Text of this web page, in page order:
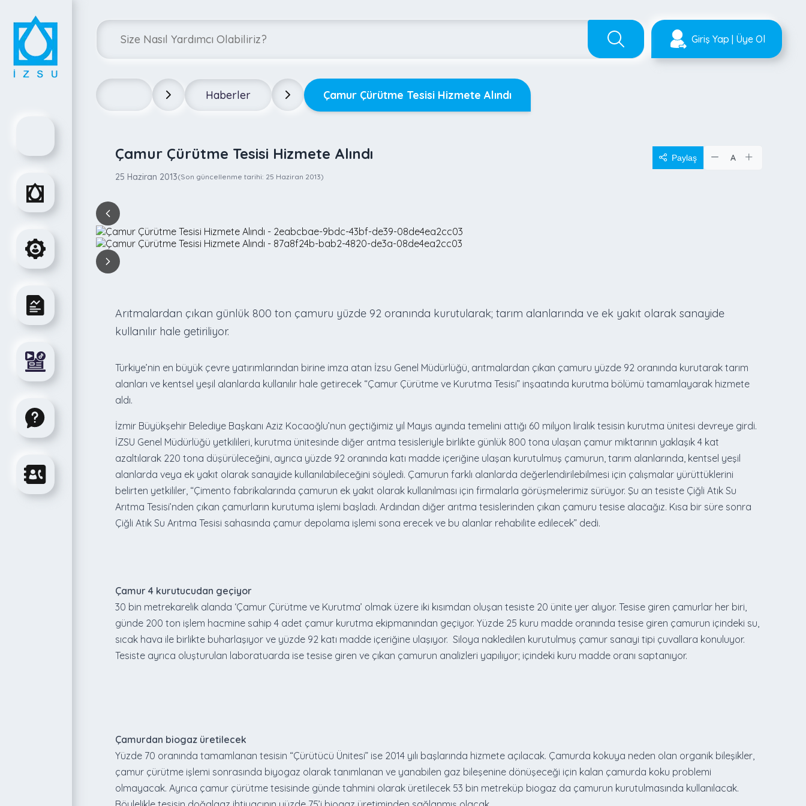
Giriş Yap | Üye Ol
Haberler Çamur Çürütme Tesisi Hizmete Alındı
Çamur Çürütme Tesisi Hizmete Alındı
25 Haziran 2013(Son güncellenme tarihi: 25 Haziran 2013)
Paylaş A
Arıtmalardan çıkan günlük 800 ton çamuru yüzde 92 oranında kurutularak; tarım alanlarında ve ek yakıt olarak sanayide
kullanılır hale getiriliyor.
Türkiye’nin en büyük çevre yatırımlarından birine imza atan İzsu Genel Müdürlüğü, arıtmalardan çıkan çamuru yüzde 92 oranında kurutarak tarım
alanları ve kentsel yeşil alanlarda kullanılır hale getirecek “Çamur Çürütme ve Kurutma Tesisi” inşaatında kurutma bölümü tamamlayarak hizmete
aldı.
İzmir Büyükşehir Belediye Başkanı Aziz Kocaoğlu’nun geçtiğimiz yıl Mayıs ayında temelini attığı 60 milyon liralık tesisin kurutma ünitesi devreye girdi.
İZSU Genel Müdürlüğü yetkilileri, kurutma ünitesinde diğer arıtma tesisleriyle birlikte günlük 800 tona ulaşan çamur miktarının yaklaşık 4 kat
azaltılarak 220 tona düşürüleceğini, ayrıca yüzde 92 oranında katı madde içeriğine ulaşan kurutulmuş çamurun, tarım alanlarında, kentsel yeşil
alanlarda veya ek yakıt olarak sanayide kullanılabileceğini söyledi. Çamurun farklı alanlarda değerlendirilebilmesi için çalışmalar yürüttüklerini
belirten yetkililer, “Çimento fabrikalarında çamurun ek yakıt olarak kullanılması için firmalarla görüşmelerimiz sürüyor. Şu an tesiste Çiğli Atık Su
Arıtma Tesisi’nden çıkan çamurların kurutuma işlemi başladı. Ardından diğer arıtma tesislerinden çıkan çamuru tesise alacağız. Kısa bir süre sonra
Çiğli Atık Su Arıtma Tesisi sahasında çamur depolama işlemi sona erecek ve bu alanlar rehabilite edilecek” dedi.
Çamur 4 kurutucudan geçiyor
30 bin metrekarelik alanda ‘Çamur Çürütme ve Kurutma’ olmak üzere iki kısımdan oluşan tesiste 20 ünite yer alıyor. Tesise giren çamurlar her biri,
günde 200 ton işlem hacmine sahip 4 adet çamur kurutma ekipmanından geçiyor. Yüzde 25 kuru madde oranında tesise giren çamurun içindeki su,
sıcak hava ile birlikte buharlaşıyor ve yüzde 92 katı madde içeriğine ulaşıyor. Siloya nakledilen kurutulmuş çamur sanayi tipi çuvallara konuluyor.
Tesiste ayrıca oluşturulan laboratuarda ise tesise giren ve çıkan çamurun analizleri yapılıyor; içindeki kuru madde oranı saptanıyor.
Çamurdan biogaz üretilecek
Yüzde 70 oranında tamamlanan tesisin “Çürütücü Ünitesi” ise 2014 yılı başlarında hizmete açılacak. Çamurda kokuya neden olan organik bileşikler,
çamur çürütme işlemi sonrasında biyogaz olarak tanımlanan ve yanabilen gaz bileşenine dönüşeceği için kalan çamurda koku problemi
olmayacak. Ayrıca çamur çürütme tesisinde günde tahmini olarak üretilecek 53 bin metreküp biogaz da çamurun kurutulmasında kullanılacak.